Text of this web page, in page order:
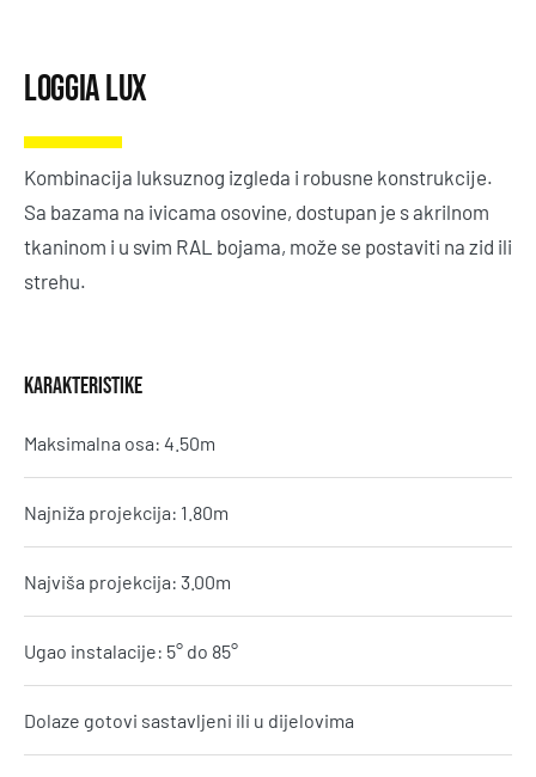
Loggia Lux
Kombinacija luksuznog izgleda i robusne konstrukcije.
Sa bazama na ivicama osovine, dostupan je s akrilnom
tkaninom i u svim RAL bojama, može se postaviti na zid ili
strehu.
KARAKTERISTIKE
Maksimalna osa: 4.50m
Najniža projekcija: 1.80m
Najviša projekcija: 3.00m
Ugao instalacije: 5° do 85°
Dolaze gotovi sastavljeni ili u dijelovima